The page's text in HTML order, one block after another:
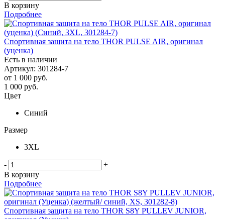
В корзину
Подробнее
Спортивная защита на тело THOR PULSE AIR, оригинал
(уценка)
Есть в наличии
Артикул: 301284-7
от 1 000 руб.
1 000 руб.
Цвет
Синий
Размер
3XL
-
+
В корзину
Подробнее
Спортивная защита на тело THOR S8Y PULLEV JUNIOR,